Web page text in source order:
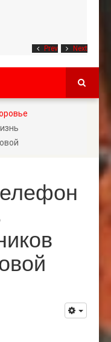
Prev Next